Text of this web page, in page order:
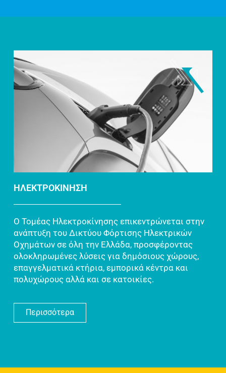
ΗΛΕΚΤΡΟΚΙΝΗΣΗ
Ο Τομέας Ηλεκτροκίνησης επικεντρώνεται στην
ανάπτυξη του Δικτύου Φόρτισης Ηλεκτρικών
Οχημάτων σε όλη την Ελλάδα, προσφέροντας
ολοκληρωμένες λύσεις για δημόσιους χώρους,
επαγγελματικά κτήρια, εμπορικά κέντρα και
πολυχώρους αλλά και σε κατοικίες.
Περισσότερα